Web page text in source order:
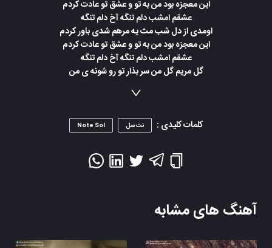
این معجزه بود من به تو و عشق تو عادت کردم
عشقم امشب دلم تنگه آخ دلم تنگه
اومدی از دل شب مث یه مرهم شدی باور کردم
این معجزه بود من به تو و عشق تو عادت کردم
عشقم امشب دلم تنگه آخ دلم تنگه
گل مریم گل من سر بذار تو رو شونه ی من
گل مریم گل من دارو ندار این دل دیوونه ی من همیشه بخند
کلمات کلیدی :
نت سل Note Sol
آهنگ های مشابه